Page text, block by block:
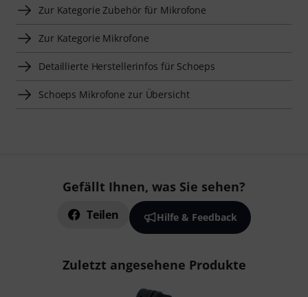
Zur Kategorie Zubehör für Mikrofone
Zur Kategorie Mikrofone
Detaillierte Herstellerinfos für Schoeps
Schoeps Mikrofone zur Übersicht
Gefällt Ihnen, was Sie sehen?
Teilen Hilfe & Feedback
Zuletzt angesehene Produkte